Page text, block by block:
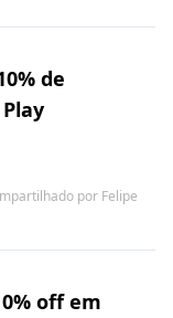
de
por Felipe
off em